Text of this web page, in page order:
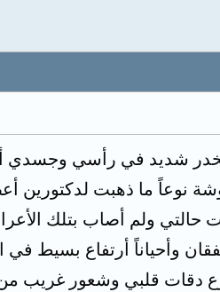
كخدر شديد في رأسي
نوعاً ما ذهبت لدكتورين
حالتي ولم أصاب بتلك
وأحياناً أرتفاع بسيط
دقات قلبي وشعور غريب